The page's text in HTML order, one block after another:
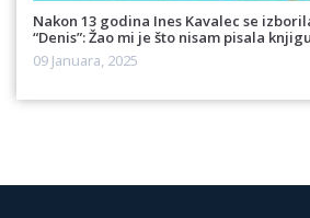
Nakon 13 godina Ines Kavalec se
“Denis”: Žao mi je što nisam pisala knjigu
09 Januara, 2025